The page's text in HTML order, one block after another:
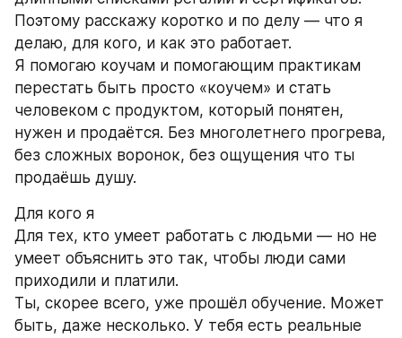
Поэтому расскажу коротко и по делу — что я
делаю, для кого, и как это работает.
Я помогаю коучам и помогающим практикам
перестать быть просто «коучем» и стать
человеком с продуктом, который понятен,
нужен и продаётся. Без многолетнего прогрева,
без сложных воронок, без ощущения что ты
продаёшь душу.
Для кого я
Для тех, кто умеет работать с людьми — но не
умеет объяснить это так, чтобы люди сами
приходили и платили.
Ты, скорее всего, уже прошёл обучение. Может
быть, даже несколько. У тебя есть реальные